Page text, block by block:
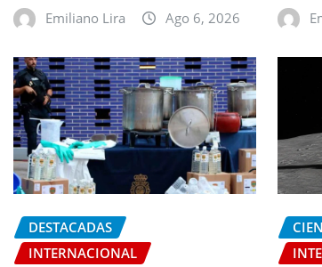
Emiliano Lira Ago 6, 2026
DESTACADAS
INTERNACIONAL